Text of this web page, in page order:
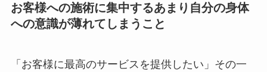
お客様への施術に集中するあまり自分の身体
への意識が薄れてしまうこと
「お客様に最高のサービスを提供したい」その一